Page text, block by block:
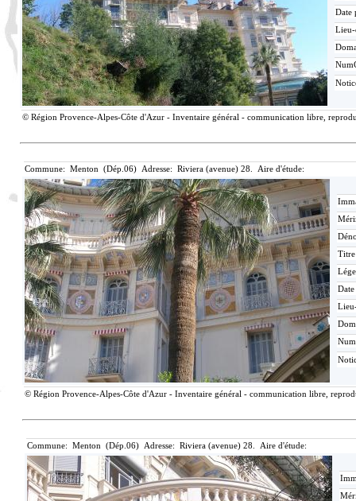
Date
© Région Provence-Alpes-Côte d'Azur - Inventaire général - communication libre,
Commune: Menton (Dép.06) Adresse: Riviera (avenue) 28. Aire d'étude:
© Région Provence-Alpes-Côte d'Azur - Inventaire général - communication libre,
Commune: Menton (Dép.06) Adresse: Riviera (avenue) 28. Aire d'étude: